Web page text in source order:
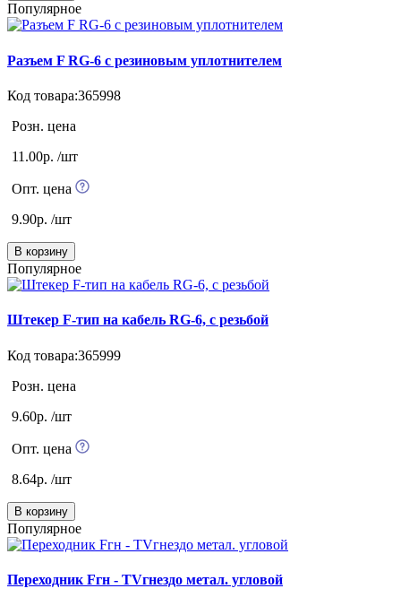
Популярное
Разъем F RG-6 с резиновым уплотнителем
Код товара:365998
Розн. цена
11.00р. /шт
Опт. цена
9.90р. /шт
В корзину
Популярное
Штекер F-тип на кабель RG-6, с резьбой
Код товара:365999
Розн. цена
9.60р. /шт
Опт. цена
8.64р. /шт
В корзину
Популярное
Переходник Fгн - TVгнездо метал. угловой